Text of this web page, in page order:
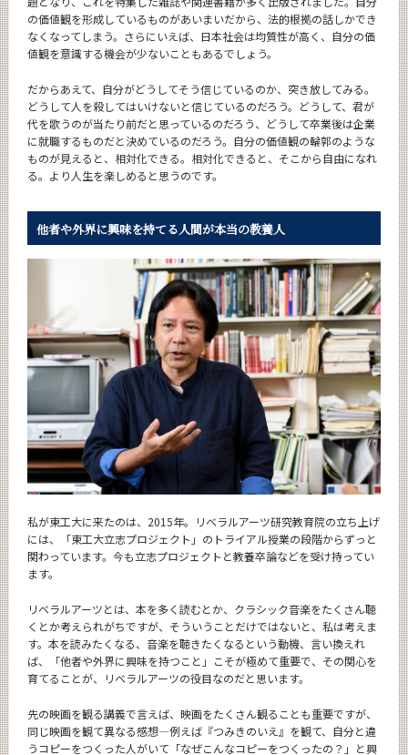
の価値観を形成しているものがあいまいだから、法的根拠の話しかでき
なくなってしまう。さらにいえば、日本社会は均質性が高く、自分の価
値観を意識する機会が少ないこともあるでしょう。
だからあえて、自分がどうしてそう信じているのか、突き放してみる。
どうして人を殺してはいけないと信じているのだろう。どうして、君が
代を歌うのが当たり前だと思っているのだろう、どうして卒業後は企業
に就職するものだと決めているのだろう。自分の価値観の輪郭のような
ものが見えると、相対化できる。相対化できると、そこから自由になれ
る。より人生を楽しめると思うのです。
他者や外界に興味を持てる人間が本当の教養人
私が東工大に来たのは、2015年。リベラルアーツ研究教育院の立ち上げ
には、「東工大立志プロジェクト」のトライアル授業の段階からずっと
関わっています。今も立志プロジェクトと教養卒論などを受け持ってい
ます。
リベラルアーツとは、本を多く読むとか、クラシック音楽をたくさん聴
くとか考えられがちですが、そういうことだけではないと、私は考えま
す。本を読みたくなる、音楽を聴きたくなるという動機、言い換えれ
ば、「他者や外界に興味を持つこと」こそが極めて重要で、その関心を
育てることが、リベラルアーツの役目なのだと思います。
先の映画を観る講義で言えば、映画をたくさん観ることも重要ですが、
同じ映画を観て異なる感想―例えば『つみきのいえ』を観て、自分と違
うコピーをつくった人がいて「なぜこんなコピーをつくったの？」と興